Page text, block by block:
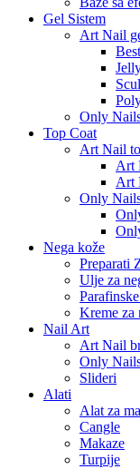
Gel Sistem
Art Nail
Only
Top Coat
Art Nail
Art
Art
Only
Nega kože
Preparati
Ulje za
Kreme za
Nail Art
Art Nail
Only
Slideri
Alati
Alat za
Cangle
Makaze
Turpije